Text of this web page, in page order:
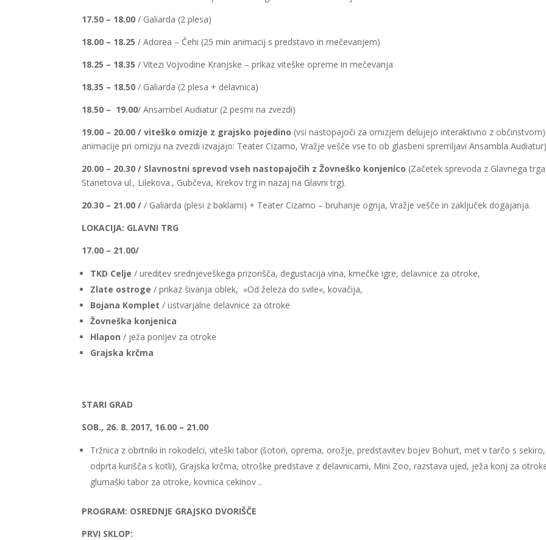
17.50 – 18.00/ Galiarda (2 plesa)
18.00 – 18.25/ Adorea – Čehi (25 min animacij s predstavo in mečevanjem)
18.25 – 18.35 / Vitezi Vojvodine Kranjske – prikaz viteške opreme in mečevanja
18.35 – 18.50/ Galiarda (2 plesa + delavnica)
18.50 – 19.00/ Ansambel Audiatur (2 pesmi na zvezdi)
19.00 – 20.00 / viteško omizje z grajsko pojedino (vsi nastopajoči za omizjem delujejo interaktivno z
animacije pri omizju na zvezdi izvajajo: Teater Cizamo, Vražje vešče vse to ob glasbeni spremljavi Ansambla
20.00 – 20.30 / Slavnostni sprevod vseh nastopajočih z Žovneško konjenico (Začetek sprevoda z Glavnega
Stanetova ul., Lilekova., Gubčeva, Krekov trg in nazaj na Glavni trg).
20.30 – 21.00 // Galiarda (plesi z baklami) + Teater Cizamo – bruhanje ognja, Vražje vešče in zaključek dogajanja.
LOKACIJA: GLAVNI TRG
17.00 – 21.00/
TKD Celje / ureditev srednjeveškega prizorišča, degustacija vina, kmečke igre, delavnice za otroke,
Zlate ostroge / prikaz šivanja oblek, »Od železa do svile«, kovačija,
Bojana Komplet / ustvarjalne delavnice za otroke
Žovneška konjenica
Hlapon/ ježa ponijev za otroke
Grajska krčma
STARI GRAD
SOB., 26. 8. 2017, 16.00 – 21.00
Tržnica z obrtniki in rokodelci, viteški tabor (šotori, oprema, orožje, predstavitev bojev Bohurt, met v tarčo s sekiro,
odprta kurišča s kotli), Grajska krčma, otroške predstave z delavnicami, Mini Zoo, razstava ujed, ježa konj za
glumaški tabor za otroke, kovnica cekinov ..
PROGRAM: OSREDNJE GRAJSKO DVORIŠČE
PRVI SKLOP: